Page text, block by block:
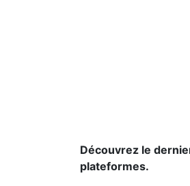
Découvrez le
plateformes.